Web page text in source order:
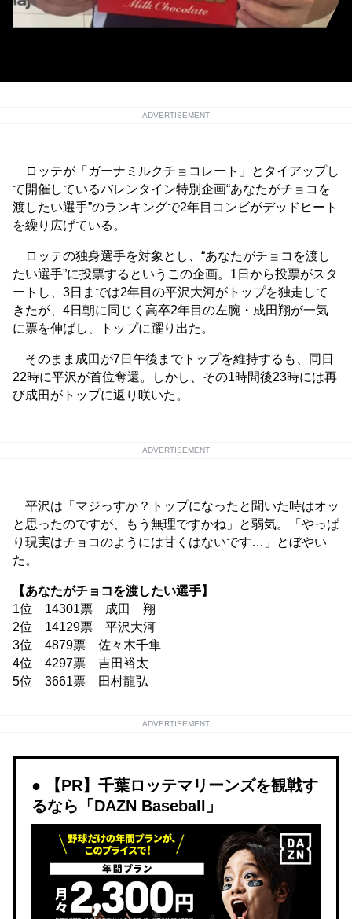
ADVERTISEMENT
ロッテが「ガーナミルクチョコレート」とタイアップし
て開催しているバレンタイン特別企画“あなたがチョコを
渡したい選手”のランキングで2年目コンビがデッドヒート
を繰り広げている。
ロッテの独身選手を対象とし、“あなたがチョコを渡し
たい選手”に投票するというこの企画。1日から投票がスタ
ートし、3日までは2年目の平沢大河がトップを独走して
きたが、4日朝に同じく高卒2年目の左腕・成田翔が一気
に票を伸ばし、トップに躍り出た。
そのまま成田が7日午後までトップを維持するも、同日
22時に平沢が首位奪還。しかし、その1時間後23時には再
び成田がトップに返り咲いた。
ADVERTISEMENT
平沢は「マジっすか？トップになったと聞いた時はオッ
と思ったのですが、もう無理ですかね」と弱気。「やっぱ
り現実はチョコのようには甘くはないです…」とぼやい
た。
【あなたがチョコを渡したい選手】
1位 14301票 成田 翔
2位 14129票 平沢大河
3位 4879票 佐々木千隼
4位 4297票 吉田裕太
5位 3661票 田村龍弘
ADVERTISEMENT
【PR】千葉ロッテマリーンズを観戦す
るなら「DAZN Baseball」